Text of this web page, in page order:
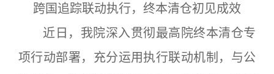
跨国追踪联动执行，终本清仓初见成效
近日，我院深入贯彻最高院终本清仓专
项行动部署，充分运用执行联动机制，与公